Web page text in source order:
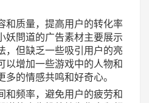
和质量，提高用户的转化率
妖問道的广告素材主要展示
，但缺乏一些吸引用户的亮
以增加一些游戏中的人物和
的情感共鸣和好奇心。
和频率，避免用户的疲劳和